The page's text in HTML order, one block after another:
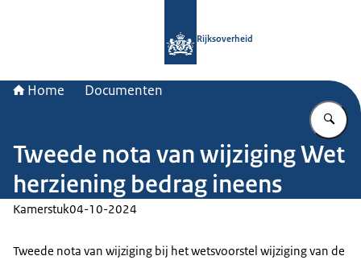
Rijksoverheid
Home Documenten
Tweede nota van wijziging Wet
herziening bedrag ineens
Kamerstuk04-10-2024
Tweede nota van wijziging bij het wetsvoorstel wijziging van de